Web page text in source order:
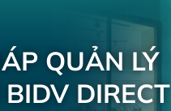
QUẢN LÝ
DIRECT